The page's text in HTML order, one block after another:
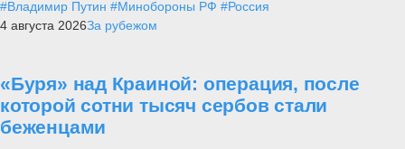
#Владимир Путин #Минобороны РФ #Россия
4 августа 2026За рубежом
«Буря» над Краиной: операция, после
которой сотни тысяч сербов стали
беженцами